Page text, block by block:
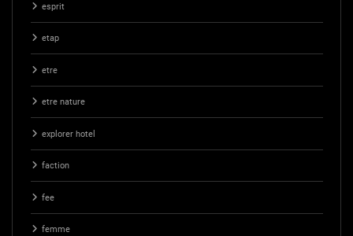
esprit
etap
etre
etre nature
explorer hotel
faction
fee
femme